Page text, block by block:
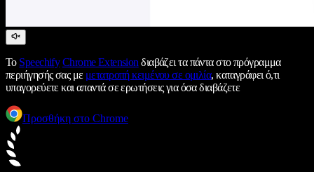
Το Speechify Chrome Extension διαβάζει τα πάντα στο πρόγραμμα
περιήγησής σας με μετατροπή κειμένου σε ομιλία, καταγράφει ό,τι
υπαγορεύετε και απαντά σε ερωτήσεις για όσα διαβάζετε
Προσθήκη στο Chrome